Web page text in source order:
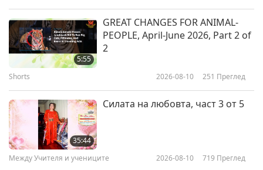
One World of Peace Through
Music CD and Book
2:17
5:55
GREAT CHANGES FOR ANIMAL-
PEOPLE, April-June 2026, Part 2 of
2
Shorts 2026-08-10 251 Преглед
35:44
Силата на любовта, част 3 от 5
Между Учителя и учениците 2026-08-10 719 Преглед